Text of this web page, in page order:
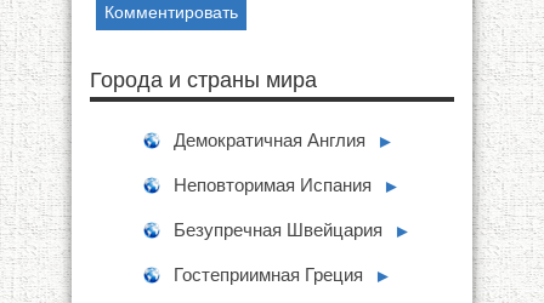
Города и страны мира
Демократичная Англия ►
Неповторимая Испания ►
Безупречная Швейцария ►
Гостеприимная Греция ►